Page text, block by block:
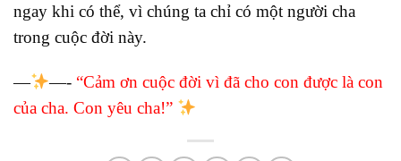
ngay khi có thể, vì chúng ta chỉ có một người cha
trong cuộc đời này.
— —- “Cảm ơn cuộc đời vì đã cho con được là con
của cha. Con yêu cha!”